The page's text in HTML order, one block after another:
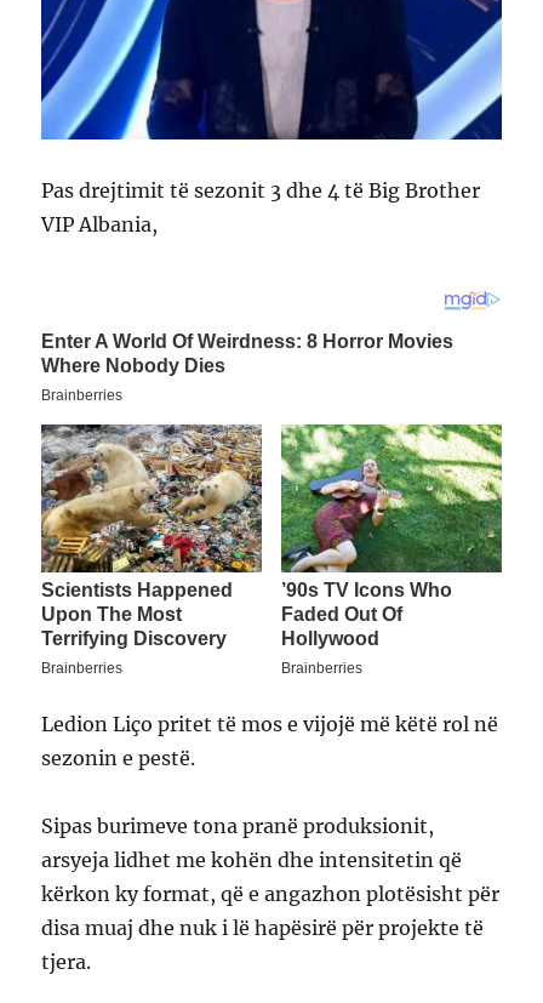
Pas drejtimit të sezonit 3 dhe 4 të Big Brother
VIP Albania,
Ledion Liço pritet të mos e vijojë më këtë rol në
sezonin e pestë.
Sipas burimeve tona pranë produksionit,
arsyeja lidhet me kohën dhe intensitetin që
kërkon ky format, që e angazhon plotësisht për
disa muaj dhe nuk i lë hapësirë për projekte të
tjera.